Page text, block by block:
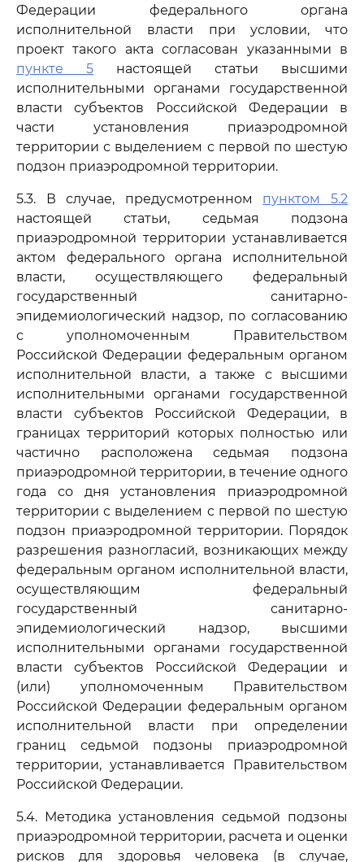
Федерации федерального органа
исполнительной власти при условии, что
проект такого акта согласован указанными в
пункте 5 настоящей статьи высшими
исполнительными органами государственной
власти субъектов Российской Федерации в
части установления приаэродромной
территории с выделением с первой по шестую
подзон приаэродромной территории.
5.3. В случае, предусмотренном пунктом 5.2
настоящей статьи, седьмая подзона
приаэродромной территории устанавливается
актом федерального органа исполнительной
власти, осуществляющего федеральный
государственный санитарно-
эпидемиологический надзор, по согласованию
с уполномоченным Правительством
Российской Федерации федеральным органом
исполнительной власти, а также с высшими
исполнительными органами государственной
власти субъектов Российской Федерации, в
границах территорий которых полностью или
частично расположена седьмая подзона
приаэродромной территории, в течение одного
года со дня установления приаэродромной
территории с выделением с первой по шестую
подзон приаэродромной территории. Порядок
разрешения разногласий, возникающих между
федеральным органом исполнительной власти,
осуществляющим федеральный
государственный санитарно-
эпидемиологический надзор, высшими
исполнительными органами государственной
власти субъектов Российской Федерации и
(или) уполномоченным Правительством
Российской Федерации федеральным органом
исполнительной власти при определении
границ седьмой подзоны приаэродромной
территории, устанавливается Правительством
Российской Федерации.
5.4. Методика установления седьмой подзоны
приаэродромной территории, расчета и оценки
рисков для здоровья человека (в случае,